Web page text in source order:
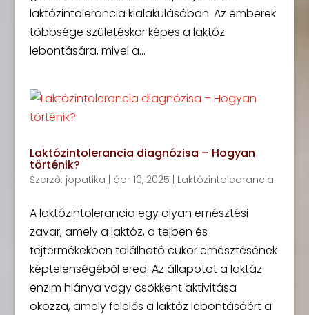
laktózintolerancia kialakulásában. Az emberek
többsége születéskor képes a laktóz
lebontására, mivel a...
Laktózintolerancia diagnózisa – Hogyan
történik?
Szerző: jopatika ápr 10, 2025 Laktózintolearancia
A laktózintolerancia egy olyan emésztési
zavar, amely a laktóz, a tejben és
tejtermékekben található cukor emésztésének
képtelenségéből ered. Az állapotot a laktáz
enzim hiánya vagy csökkent aktivitása
okozza, amely felelős a laktóz lebontásáért a